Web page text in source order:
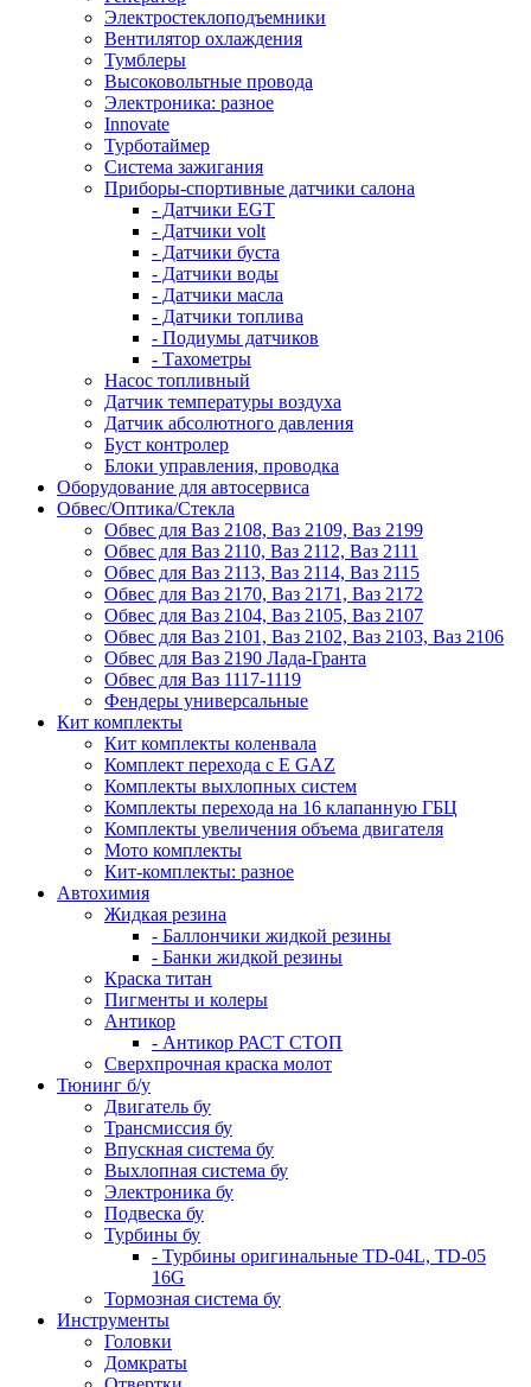
Электростеклоподъемники
Вентилятор охлаждения
Тумблеры
Высоковольтные провода
Электроника: разное
Innovate
Турботаймер
Система зажигания
Приборы-спортивные датчики салона
- Датчики EGT
- Датчики volt
- Датчики буста
- Датчики воды
- Датчики масла
- Датчики топлива
- Подиумы датчиков
- Тахометры
Насос топливный
Датчик температуры воздуха
Датчик абсолютного давления
Буст контролер
Блоки управления, проводка
Оборудование для автосервиса
Обвес/Оптика/Стекла
Обвес для Ваз 2108, Ваз 2109, Ваз 2199
Обвес для Ваз 2110, Ваз 2112, Ваз 2111
Обвес для Ваз 2113, Ваз 2114, Ваз 2115
Обвес для Ваз 2170, Ваз 2171, Ваз 2172
Обвес для Ваз 2104, Ваз 2105, Ваз 2107
Обвес для Ваз 2101, Ваз 2102, Ваз 2103, Ваз 2106
Обвес для Ваз 2190 Лада-Гранта
Обвес для Ваз 1117-1119
Фендеры универсальные
Кит комплекты
Кит комплекты коленвала
Комплект перехода с E GAZ
Комплекты выхлопных систем
Комплекты перехода на 16 клапанную ГБЦ
Комплекты увеличения объема двигателя
Мото комплекты
Кит-комплекты: разное
Автохимия
Жидкая резина
- Баллончики жидкой резины
- Банки жидкой резины
Краска титан
Пигменты и колеры
Антикор
- Антикор РАСТ СТОП
Сверхпрочная краска молот
Тюнинг б/у
Двигатель бу
Трансмиссия бу
Впускная система бу
Выхлопная система бу
Электроника бу
Подвеска бу
Турбины бу
- Турбины оригинальные TD-04L, TD-05
16G
Тормозная система бу
Инструменты
Головки
Домкраты